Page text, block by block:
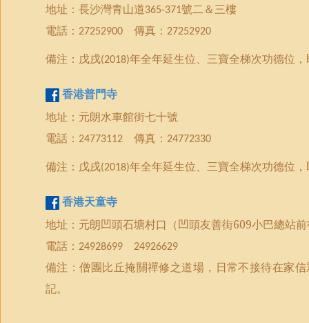
地址：長沙灣青山道365-371號二＆三樓
電話： 27252900 傳真： 27252920
備注：戊戌(2018)年全年延生位、三寶全梯次功德位
香港普門寺
地址：元朗水車館街七十號
電話： 24773112 傳真： 24772330
備注：戊戌(2018)年全年延生位、三寶全梯次功德位
香港天童寺
地址：元朗凹頭石塘村口（凹頭友善街609小巴總站
電話： 24928699 24926629
備注：僧團比丘掩關禪修之道場，日常不接待在家
記。